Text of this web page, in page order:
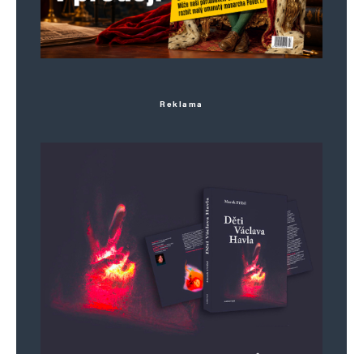
Reklama